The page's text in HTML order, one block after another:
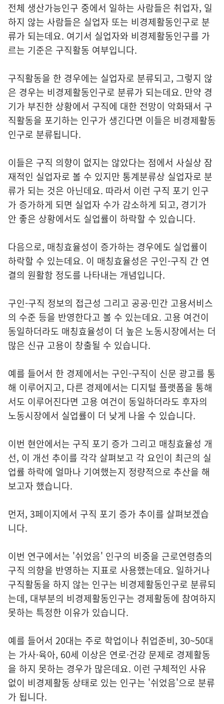
전체 생산가능인구 중에서 일하는 사람들은 취업자, 일
하지 않는 사람들은 실업자 또는 비경제활동인구로 분
류가 되는데요. 여기서 실업자와 비경제활동인구를 가
르는 기준은 구직활동 여부입니다.
구직활동을 한 경우에는 실업자로 분류되고, 그렇지 않
은 경우는 비경제활동인구로 분류가 되는데요. 만약 경
기가 부진한 상황에서 구직에 대한 전망이 악화돼서 구
직활동을 포기하는 인구가 생긴다면 이들은 비경제활동
인구로 분류됩니다.
이들은 구직 의향이 없지는 않았다는 점에서 사실상 잠
재적인 실업자로 볼 수 있지만 통계분류상 실업자로 분
류가 되는 것은 아닌데요. 따라서 이런 구직 포기 인구
가 증가하게 되면 실업자 수가 감소하게 되고, 경기가
안 좋은 상황에서도 실업률이 하락할 수 있습니다.
다음으로, 매칭효율성이 증가하는 경우에도 실업률이
하락할 수 있는데요. 이 매칭효율성은 구인-구직 간 연
결의 원활함 정도를 나타내는 개념입니다.
구인-구직 정보의 접근성 그리고 공공·민간 고용서비스
의 수준 등을 반영한다고 볼 수 있는데요. 고용 여건이
동일하더라도 매칭효율성이 더 높은 노동시장에서는 더
많은 신규 고용이 창출될 수 있습니다.
예를 들어서 한 경제에서는 구인-구직이 신문 광고를 통
해 이루어지고, 다른 경제에서는 디지털 플랫폼을 통해
서도 이루어진다면 고용 여건이 동일하더라도 후자의
노동시장에서 실업률이 더 낮게 나올 수 있습니다.
이번 현안에서는 구직 포기 증가 그리고 매칭효율성 개
선, 이 개선 추이를 각각 살펴보고 각 요인이 최근의 실
업률 하락에 얼마나 기여했는지 정량적으로 추산을 해
보고자 했습니다.
먼저, 3페이지에서 구직 포기 증가 추이를 살펴보겠습
니다.
이번 연구에서는 '쉬었음' 인구의 비중을 근로연령층의
구직 의향을 반영하는 지표로 사용했는데요. 일하거나
구직활동을 하지 않는 인구는 비경제활동인구로 분류되
는데, 대부분의 비경제활동인구는 경제활동에 참여하지
못하는 특정한 이유가 있습니다.
예를 들어서 20대는 주로 학업이나 취업준비, 30~50대
는 가사·육아, 60세 이상은 연로·건강 문제로 경제활동
을 하지 못하는 경우가 많은데요. 이런 구체적인 사유
없이 비경제활동 상태로 있는 인구는 '쉬었음'으로 분류
가 됩니다.